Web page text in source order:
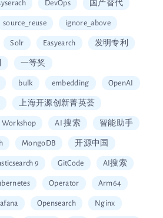
DevOps 国产替代
source_reuse ignore_above
Solr Easyearch 发明专利
一等奖
bulk embedding OpenAI
上海开源创新菁英荟
Workshop AI 搜索 智能助手
MongoDB 开源中国
9 GitCode AI搜索
Operator Arm64
Opensearch Nginx